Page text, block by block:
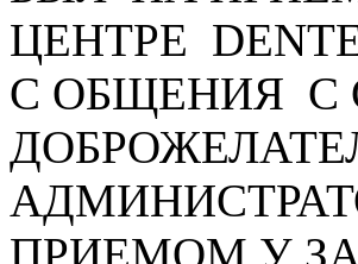
ЦЕНТРЕ
С ОБЩЕНИЯ С
ПРИЕМОМ У